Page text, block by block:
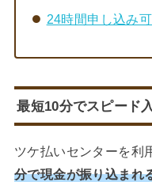
24時間申し込み
最短10分でスピード
ツケ払いセンターを利
分で現金が振り込まれ